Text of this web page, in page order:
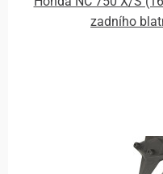
zadního